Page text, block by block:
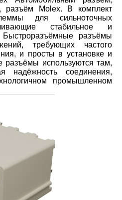
разъём Molex. В комплект
для сильноточных
стабильное и
разъёмы
требующих частого
и просты в установке и
используются там,
надёжность соединения,
промышленном